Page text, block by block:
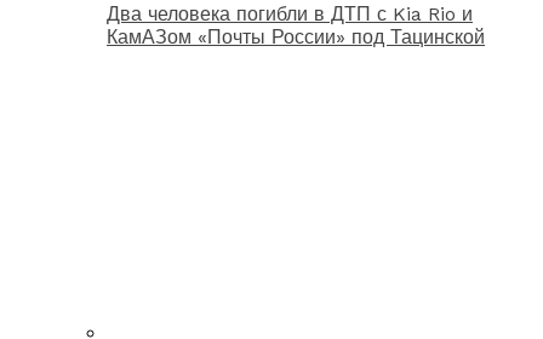
Два человека погибли в ДТП с Kia Rio и
КамАЗом «Почты России» под Тацинской